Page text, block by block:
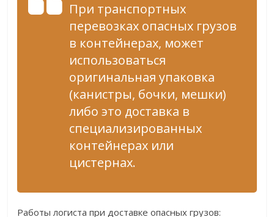
При транспортных
перевозках опасных грузов
в контейнерах, может
использоваться
оригинальная упаковка
(канистры, бочки, мешки)
либо это доставка в
специализированных
контейнерах или
цистернах.
Работы логиста при доставке опасных грузов: